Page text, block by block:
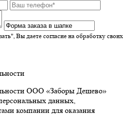
Вы даете согласие на обработку своих
ООО «Заборы Дешево»
данных,
компании для оказания